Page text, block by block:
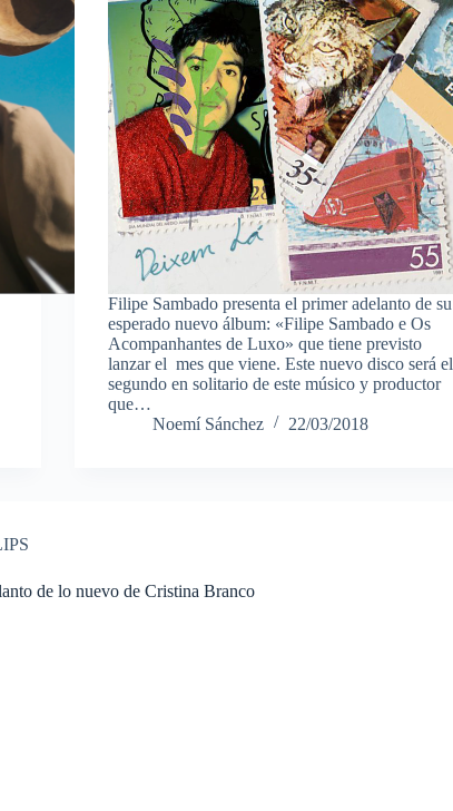
Filipe Sambado presenta el primer adelanto de su
esperado nuevo álbum: «Filipe Sambado e Os
Acompanhantes de Luxo» que tiene previsto
lanzar el mes que viene. Este nuevo disco será el
segundo en solitario de este músico y productor
que…
Noemí Sánchez
22/03/2018
de lo nuevo de Cristina Branco